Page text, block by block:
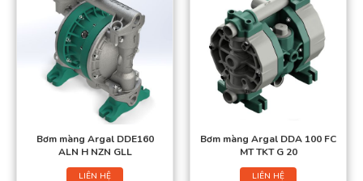
Bơm màng Argal DDE160
ALN H NZN GLL
LIÊN HỆ
Bơm màng Argal DDA 100 FC
MT TKT G 20
LIÊN HỆ